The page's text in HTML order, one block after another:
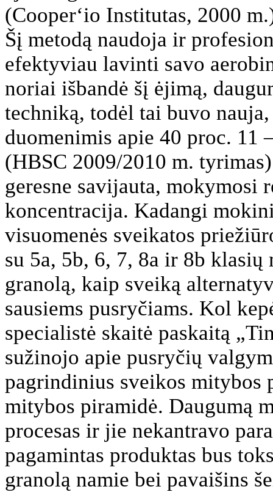
(Cooper‘io Institutas, 2000
Šį metodą naudoja ir
efektyviau lavinti savo
noriai išbandė šį ėjimą,
techniką, todėl tai buvo
duomenimis apie 40 proc. 11
(HBSC 2009/2010 m.
geresne savijauta, mokymosi
koncentracija. Kadangi
visuomenės sveikatos
su 5a, 5b, 6, 7, 8a ir 8b
granolą, kaip sveiką
sausiems pusryčiams. Kol
specialistė skaitė paskaitą
sužinojo apie pusryčių
pagrindinius sveikos mitybos
mitybos piramidė. Daugumą
procesas ir jie nekantravo
pagamintas produktas bus
granolą namie bei pavaišins